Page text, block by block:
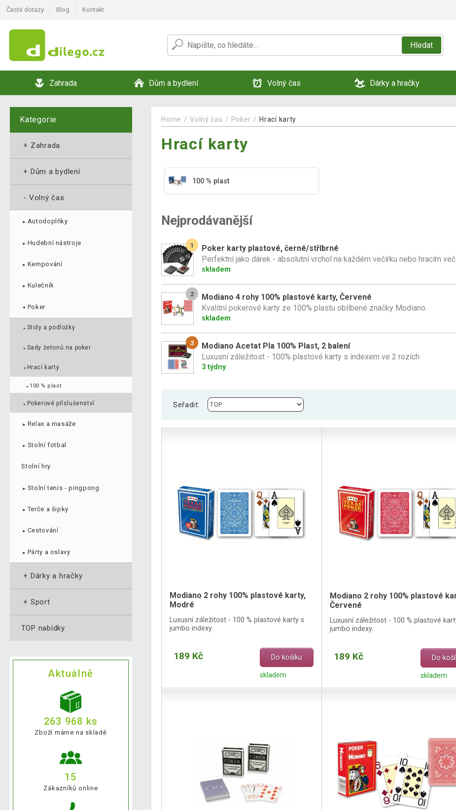
Časté dotazy Blog Kontakt
Hledat
Zahrada Dům a bydlení Volný čas Dárky a hračky
Kategorie
+ Zahrada
+ Dům a bydlení
- Volný čas
► Autodoplňky
► Hudební nástroje
► Kempování
► Kulečník
▼ Poker
► Stoly a podložky
► Sady žetonů na poker
▼ Hrací karty
► 100 % plast
► Pokerové příslušenství
► Relax a masáže
► Stolní fotbal
Stolní hry
► Stolní tenis - pingpong
► Terče a šipky
► Cestování
► Párty a oslavy
+ Dárky a hračky
+ Sport
TOP nabídky
Aktuálně
263 968 ks
Zboží máme na skladě
15
Zákazníků online
Home Volný čas Poker Hrací karty
Hrací karty
100 % plast
Nejprodávanější
1
Poker karty plastové, černé/stříbrné
Perfektní jako dárek - absolutní vrchol na každém večírku nebo hracím
skladem
2
Modiano 4 rohy 100% plastové karty, Červené
Kvalitní pokerové karty ze 100% plastu oblíbené značky Modiano.
skladem
3
Modiano Acetat Pla 100% Plast, 2 balení
Luxusní záležitost - 100% plastové karty s indexem ve 2 rozích
3 týdny
Seřadit:
Modiano 2 rohy 100% plastové karty,
Modré
Luxusní záležitost - 100 % plastové karty s
jumbo indexy.
189 Kč Do košíku
skladem
Modiano 2 rohy 100% plastové
Červené
Luxusní záležitost - 100 % plastové
jumbo indexy.
189 Kč Do
skladem